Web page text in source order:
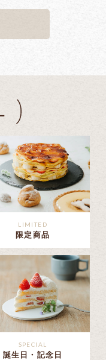
LIMITED
限定商品
SPECIAL
誕生日・記念日